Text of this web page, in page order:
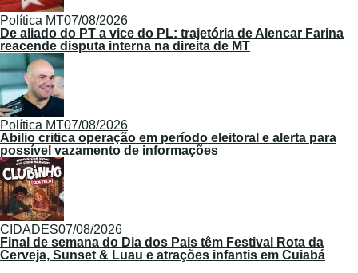
Política MT07/08/2026
De aliado do PT a vice do PL: trajetória de Alencar Farina
reacende disputa interna na direita de MT
Política MT07/08/2026
Abilio critica operação em período eleitoral e alerta para
possível vazamento de informações
CIDADES07/08/2026
Final de semana do Dia dos Pais têm Festival Rota da
Cerveja, Sunset & Luau e atrações infantis em Cuiabá